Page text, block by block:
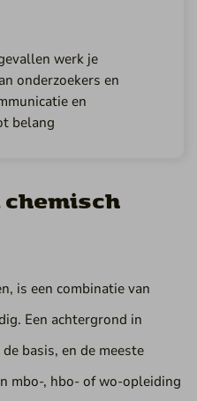
werk je
onderzoekers en
en
belang
chemisch
is een combinatie van
Een achtergrond in
basis, en de meeste
mbo-, hbo- of wo-opleiding